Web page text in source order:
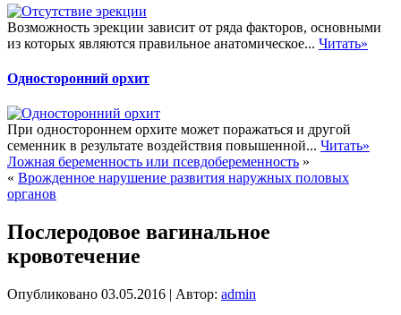
Возможность эрекции зависит от ряда факторов, основными
из которых являются правильное анатомическое... Читать»
Односторонний орхит
При одностороннем орхите может поражаться и другой
семенник в результате воздействия повышенной... Читать»
Ложная беременность или псевдобеременность »
« Врожденное нарушение развития наружных половых
органов
Послеродовое вагинальное
кровотечение
Опубликовано 03.05.2016 | Автор: admin